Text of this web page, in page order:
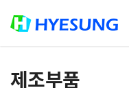
제조부품